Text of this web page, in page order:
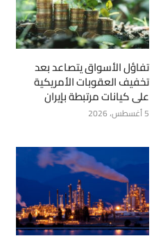
تفاؤل الأسواق يتصاعد بعد
تخفيف العقوبات الأمريكية
على كيانات مرتبطة بإيران
5 أغسطس، 2026